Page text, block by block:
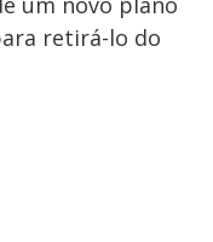
retirá-lo do